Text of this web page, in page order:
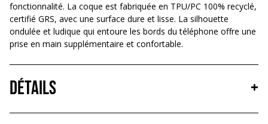
fonctionnalité. La coque est fabriquée en TPU/PC 100% recyclé,
certifié GRS, avec une surface dure et lisse. La silhouette
ondulée et ludique qui entoure les bords du téléphone offre une
prise en main supplémentaire et confortable.
Détails +